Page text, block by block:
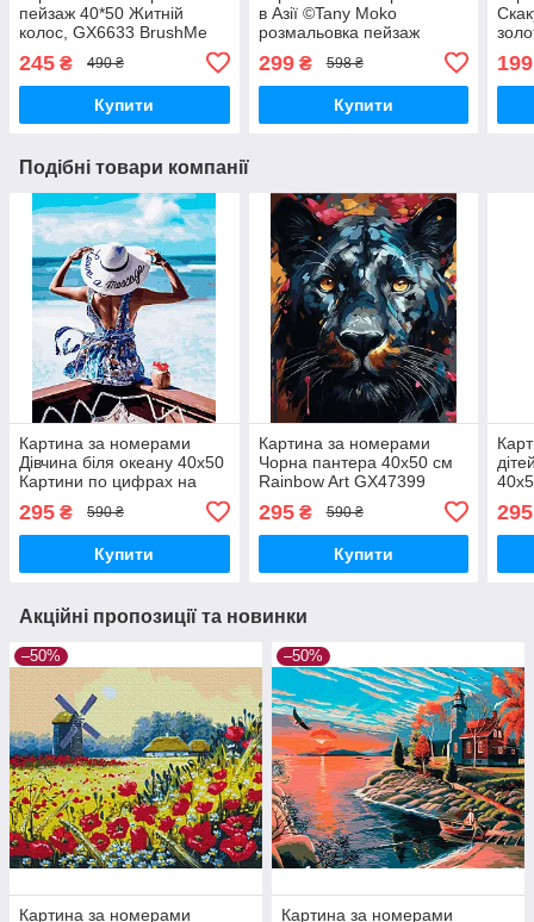
пейзаж 40*50 Житній
колос, GX6633 BrushMe
номерами
245 ₴ 490 ₴
Купити
в Азії ©Tany Moko
розмальовка пейзаж
природа 40х50см
Brushme
299₴ 598 ₴
Купити
199
Подібні товари компанії
Картина за номерами
Дівчина біля океану 40х50
Картини по цифрах на
полотні На пляжі Живопис
по номерам Rainbow Art
GX30554
295 ₴ 590 ₴
Купити
Картина за номерами
Чорна пантера 40х50 см
Rainbow Art GX47399
цифрам на полотні
тварини
295₴ 590 ₴
Купити
295
Акційні пропозиції та новинки
–50%
Картина за номерами
–50%
Картина за номерами